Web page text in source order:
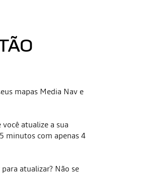
mapas Media Nav e
atualize a sua
minutos com apenas 4
atualizar? Não se